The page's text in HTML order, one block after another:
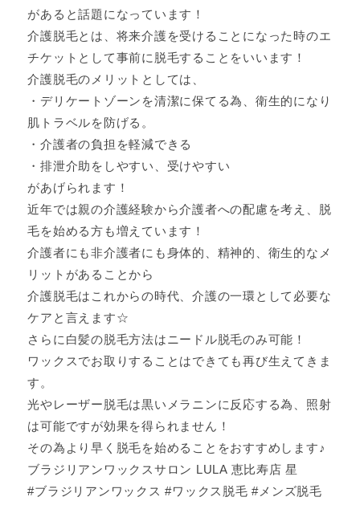
があると話題になっています！
介護脱毛とは、将来介護を受けることになった時のエ
チケットとして事前に脱毛することをいいます！
介護脱毛のメリットとしては、
・デリケートゾーンを清潔に保てる為、衛生的になり
肌トラベルを防げる。
・介護者の負担を軽減できる
・排泄介助をしやすい、受けやすい
があげられます！
近年では親の介護経験から介護者への配慮を考え、脱
毛を始める方も増えています！
介護者にも非介護者にも身体的、精神的、衛生的なメ
リットがあることから
介護脱毛はこれからの時代、介護の一環として必要な
ケアと言えます☆
さらに白髪の脱毛方法はニードル脱毛のみ可能！
ワックスでお取りすることはできても再び生えてきま
す。
光やレーザー脱毛は黒いメラニンに反応する為、照射
は可能ですが効果を得られません！
その為より早く脱毛を始めることをおすすめします♪
ブラジリアンワックスサロン LULA 恵比寿店 星
#ブラジリアンワックス #ワックス脱毛 #メンズ脱毛